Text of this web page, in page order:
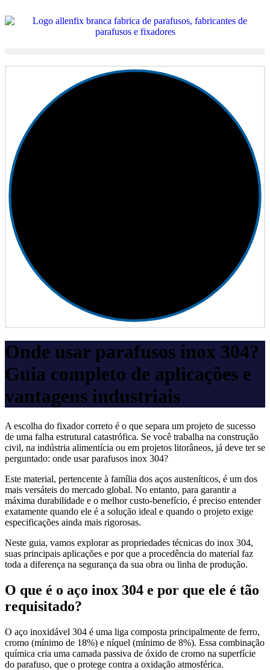
Onde usar parafusos inox 304?
Guia completo de aplicações e
vantagens industriais
A escolha do fixador correto é o que separa um projeto de sucesso
de uma falha estrutural catastrófica. Se você trabalha na construção
civil, na indústria alimentícia ou em projetos litorâneos, já deve ter se
perguntado: onde usar parafusos inox 304?
Este material, pertencente à família dos aços austeníticos, é um dos
mais versáteis do mercado global. No entanto, para garantir a
máxima durabilidade e o melhor custo-benefício, é preciso entender
exatamente quando ele é a solução ideal e quando o projeto exige
especificações ainda mais rigorosas.
Neste guia, vamos explorar as propriedades técnicas do inox 304,
suas principais aplicações e por que a procedência do material faz
toda a diferença na segurança da sua obra ou linha de produção.
O que é o aço inox 304 e por que ele é tão
requisitado?
O aço inoxidável 304 é uma liga composta principalmente de ferro,
cromo (mínimo de 18%) e níquel (mínimo de 8%). Essa combinação
química cria uma camada passiva de óxido de cromo na superfície
do parafuso, que o protege contra a oxidação atmosférica.